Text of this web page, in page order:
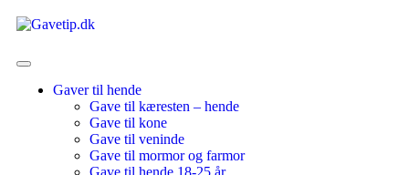
Gaver til hende
Gave til kæresten – hende
Gave til kone
Gave til veninde
Gave til mormor og farmor
Gave til hende 18-25 år